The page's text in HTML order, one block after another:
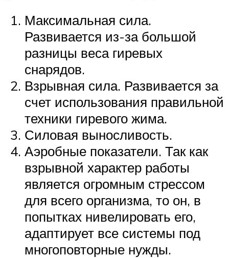
Максимальная сила.
Развивается из-за большой
разницы веса гиревых
снарядов.
Взрывная сила. Развивается за
счет использования правильной
техники гиревого жима.
Силовая выносливость.
Аэробные показатели. Так как
взрывной характер работы
является огромным стрессом
для всего организма, то он, в
попытках нивелировать его,
адаптирует все системы под
многоповторные нужды.